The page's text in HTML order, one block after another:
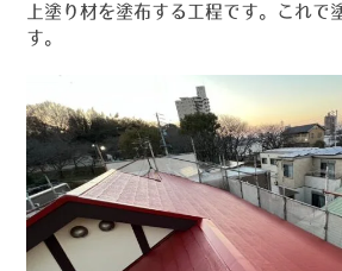
上塗り材を塗布する工程です。これで
す。